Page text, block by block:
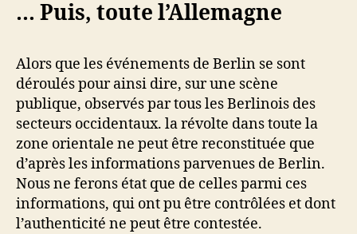
… Puis, toute l’Allemagne
Alors que les événements de Berlin se sont
déroulés pour ainsi dire, sur une scène
publique, observés par tous les Berlinois des
secteurs occidentaux. la révolte dans toute la
zone orientale ne peut être reconstituée que
d’après les informations parvenues de Berlin.
Nous ne ferons état que de celles parmi ces
informations, qui ont pu être contrôlées et dont
l’authenticité ne peut être contestée.